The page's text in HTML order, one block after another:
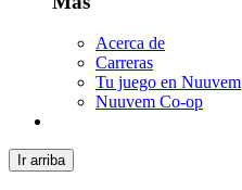
Acerca de
Carreras
Tu juego en Nuuvem
Nuuvem Co-op
Ir arriba